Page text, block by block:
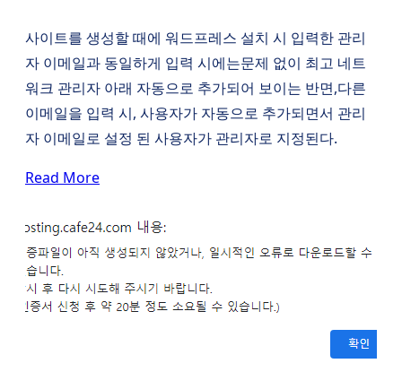
사이트를 생성할 때에 워드프레스 설치 시 입력한 관리
자 이메일과 동일하게 입력 시에는문제 없이 최고 네트
워크 관리자 아래 자동으로 추가되어 보이는 반면,다른
이메일을 입력 시, 사용자가 자동으로 추가되면서 관리
자 이메일로 설정 된 사용자가 관리자로 지정된다.
Read More